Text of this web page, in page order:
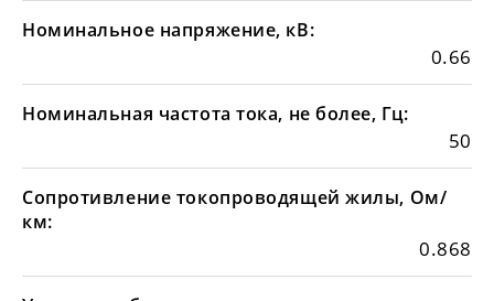
Номинальное напряжение, кВ:
0.66
Номинальная частота тока, не более, Гц:
50
Сопротивление токопроводящей жилы, Ом/
км:
0.868